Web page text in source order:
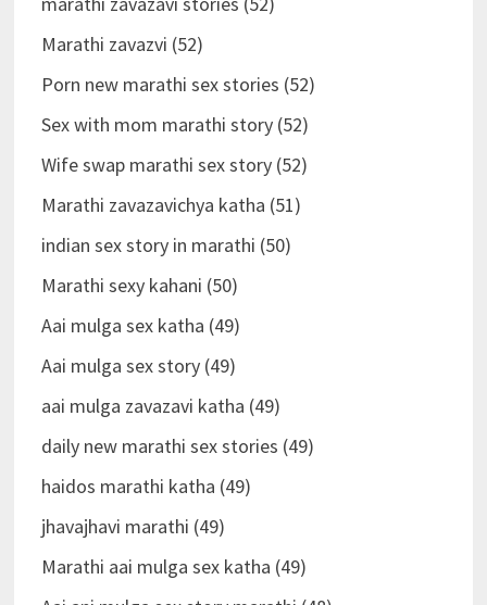
Marathi zavazvi (52)
Porn new marathi sex stories (52)
Sex with mom marathi story (52)
Wife swap marathi sex story (52)
Marathi zavazavichya katha (51)
indian sex story in marathi (50)
Marathi sexy kahani (50)
Aai mulga sex katha (49)
Aai mulga sex story (49)
aai mulga zavazavi katha (49)
daily new marathi sex stories (49)
haidos marathi katha (49)
jhavajhavi marathi (49)
Marathi aai mulga sex katha (49)